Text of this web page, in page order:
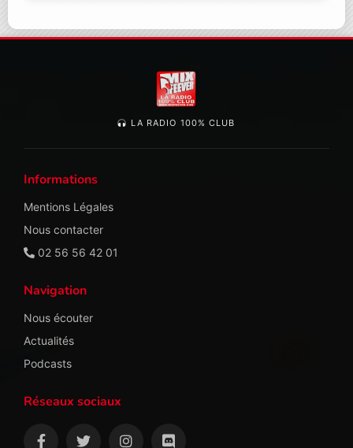
LA RADIO 100% CLUB
Informations
Mentions Légales
Nous contacter
02 56 56 42 01
Navigation
Nous écouter
Actualités
Podcasts
Réseaux sociaux